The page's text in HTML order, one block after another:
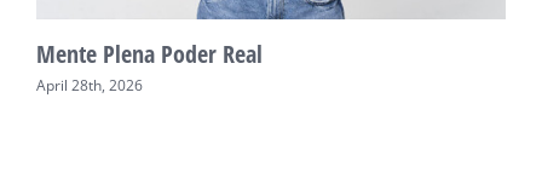
Mente Plena Poder Real
April 28th, 2026